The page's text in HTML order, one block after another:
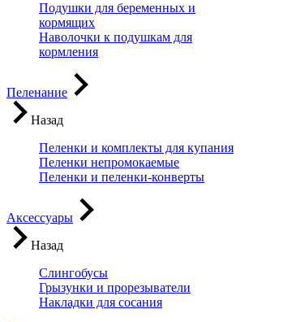
Подушки для беременных и
кормящих
Наволочки к подушкам для
кормления
Пеленание
Назад
Пеленки и комплекты для купания
Пеленки непромокаемые
Пеленки и пеленки-конверты
Аксессуары
Назад
Слингобусы
Грызунки и прорезыватели
Накладки для сосания